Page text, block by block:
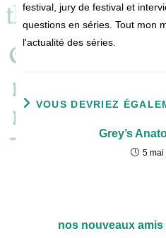
festival, jury de festival et
questions en séries. Tout mon
l'actualité des séries.
VOUS DEVRIEZ
Grey’s
5 mai
nos nouveaux